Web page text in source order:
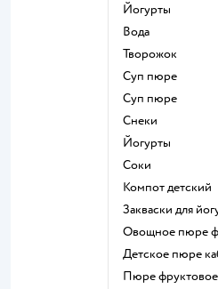
йогурты
Вода
творожок
суп пюре
суп пюре
Снеки
йогурты
Соки
компот детский
Закваски для
овощное пюре
детское пюре
пюре